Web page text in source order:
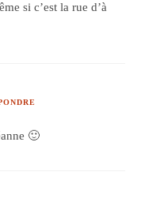
si c’est la rue d’à
🙂